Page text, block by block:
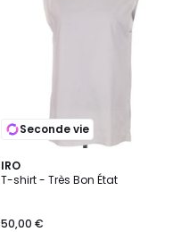
Seconde vie
IRO
T-shirt - Très Bon État
50,00 €